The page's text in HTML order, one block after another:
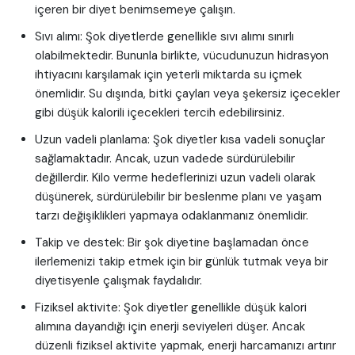
içeren bir diyet benimsemeye çalışın.
Sıvı alımı: Şok diyetlerde genellikle sıvı alımı sınırlı
olabilmektedir. Bununla birlikte, vücudunuzun hidrasyon
ihtiyacını karşılamak için yeterli miktarda su içmek
önemlidir. Su dışında, bitki çayları veya şekersiz içecekler
gibi düşük kalorili içecekleri tercih edebilirsiniz.
Uzun vadeli planlama: Şok diyetler kısa vadeli sonuçlar
sağlamaktadır. Ancak, uzun vadede sürdürülebilir
değillerdir. Kilo verme hedeflerinizi uzun vadeli olarak
düşünerek, sürdürülebilir bir beslenme planı ve yaşam
tarzı değişiklikleri yapmaya odaklanmanız önemlidir.
Takip ve destek: Bir şok diyetine başlamadan önce
ilerlemenizi takip etmek için bir günlük tutmak veya bir
diyetisyenle çalışmak faydalıdır.
Fiziksel aktivite: Şok diyetler genellikle düşük kalori
alımına dayandığı için enerji seviyeleri düşer. Ancak
düzenli fiziksel aktivite yapmak, enerji harcamanızı artırır